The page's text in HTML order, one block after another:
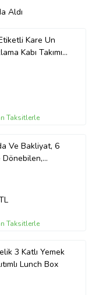
Aldı
Kare Un
Kabı Takımı
Taksitlerle
Ve Bakliyat, 6
Dönebilen,
Hediye
Taksitlerle
3 Katlı Yemek
Lunch Box